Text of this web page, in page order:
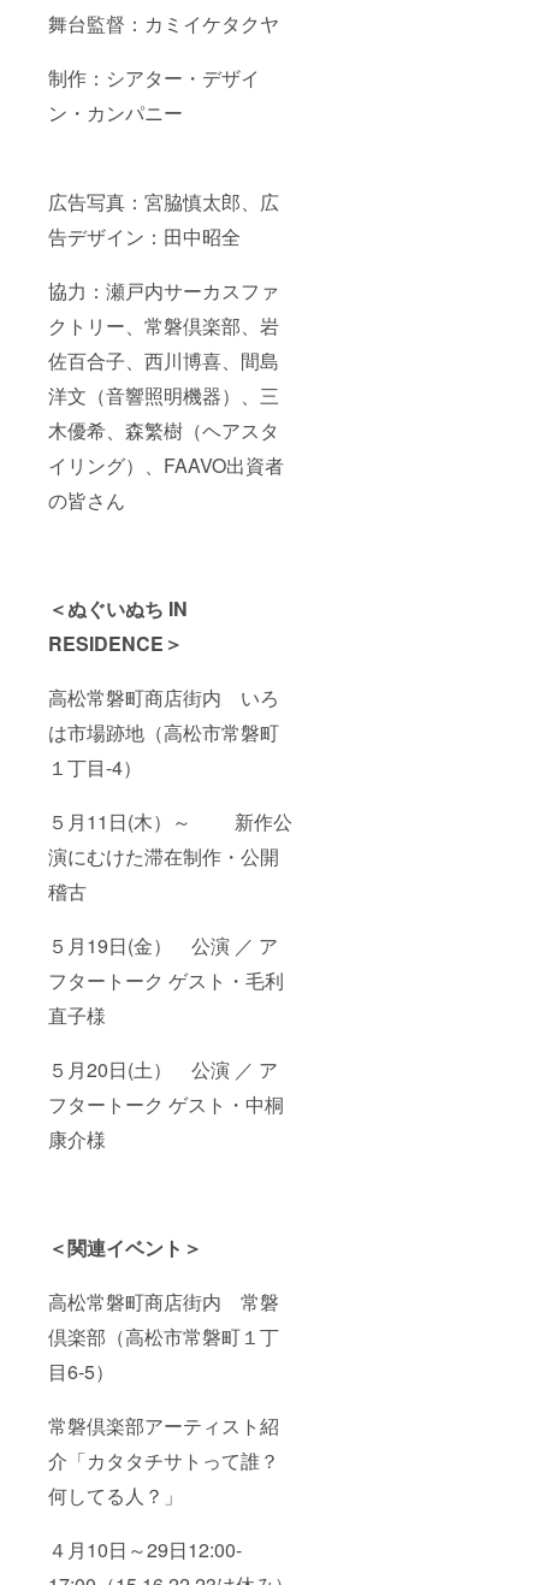
舞台監督：カミイケタクヤ
制作：シアター・デザイ
ン・カンパニー
広告写真：宮脇慎太郎、広
告デザイン：田中昭全
協力：瀬戸内サーカスファ
クトリー、常磐倶楽部、岩
佐百合子、西川博喜、間島
洋文（音響照明機器）、三
木優希、森繁樹（ヘアスタ
イリング）、FAAVO出資者
の皆さん
＜ぬぐいぬち IN
RESIDENCE ＞
高松常磐町商店街内 いろ
は市場跡地（高松市常磐町
１丁目-4）
５月11日(木）～ 新作公
演にむけた滞在制作・公開
稽古
５月19日(金） 公演 ／ ア
フタートーク ゲスト・毛利
直子様
５月20日(土） 公演 ／ ア
フタートーク ゲスト・中桐
康介様
＜関連イベント＞
高松常磐町商店街内 常磐
倶楽部（高松市常磐町１丁
目6-5）
常磐倶楽部アーティスト紹
介「カタタチサトって誰？
何してる人？」
４月10日～29日12:00-